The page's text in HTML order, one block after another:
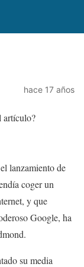
hace 17 años
artículo?
lanzamiento de
coger un
y que
Google, ha
su media